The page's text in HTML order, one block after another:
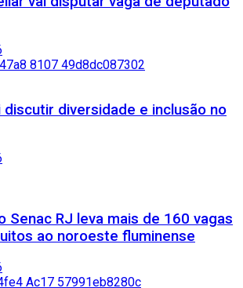
discutir diversidade e inclusão no
Senac RJ leva mais de 160 vagas
ao noroeste fluminense